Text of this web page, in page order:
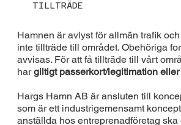
TILLTRÄDE
Hamnen är avlyst för allmän trafik
inte tillträde till området. Obehöriga
avvisas. För att få tillträde till vårt
hargiltigt passerkort/legitimation
Hargs Hamn AB är ansluten till
som är ett industrigemensamt
anställda hos entreprenadföretag ska